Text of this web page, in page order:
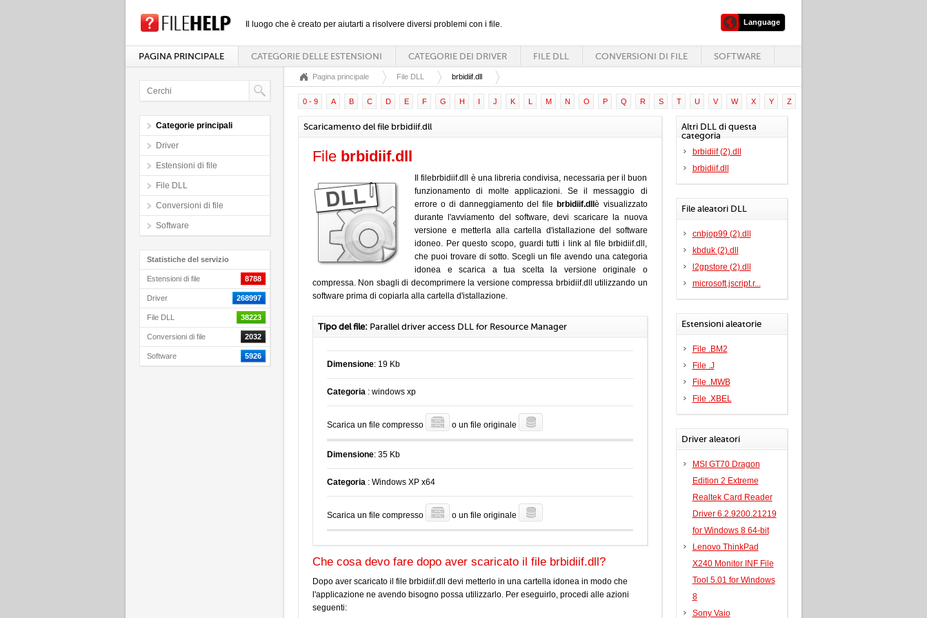
Il luogo che è creato per aiutarti a risolvere diversi problemi con i file. Language
PAGINA PRINCIPALE CATEGORIE DELLE ESTENSIONI CATEGORIE DEI DRIVER FILE DLL CONVERSIONI DI FILE SOFTWARE
Categorie principali
Driver
Estensioni di file
File DLL
Conversioni di file
Software
Statistiche del servizio
Estensioni di file 8788
Driver 268997
File DLL 38223
Conversioni di file 2032
Software 5926
Pagina principale File DLL brbidiif.dll
0 - 9 A B C D E F G H I J K L M N O P Q R S T U V W X Y Z
Scaricamento del file brbidiif.dll
File brbidiif.dll
Il filebrbidiif.dll è una libreria condivisa, necessaria per il buon
funzionamento di molte applicazioni. Se il messaggio di
errore o di danneggiamento del file brbidiif.dllè visualizzato
durante l'avviamento del software, devi scaricare la nuova
versione e metterla alla cartella d'istallazione del software
idoneo. Per questo scopo, guardi tutti i link al file brbidiif.dll,
che puoi trovare di sotto. Scegli un file avendo una categoria
idonea e scarica a tua scelta la versione originale o
compressa. Non sbagli di decomprimere la versione compressa brbidiif.dll utilizzando un
software prima di copiarla alla cartella d'istallazione.
Tipo del file: Parallel driver access DLL for Resource Manager
Dimensione: 19 Kb
Categoria : windows xp
Scarica un file compresso o un file originale
Dimensione: 35 Kb
Categoria : Windows XP x64
Scarica un file compresso o un file originale
Che cosa devo fare dopo aver scaricato il file brbidiif.dll?
Dopo aver scaricato il file brbidiif.dll devi metterlo in una cartella idonea in modo che
l'applicazione ne avendo bisogno possa utilizzarlo. Per eseguirlo, procedi alle azioni
seguenti:
Altri DLL di questa
categoria
brbidiif (2).dll
brbidiif.dll
File aleatori DLL
cnbjop99 (2).dll
kbduk (2).dll
l2gpstore (2).dll
microsoft.jscript.r...
Estensioni aleatorie
File .BM2
File .J
File .MWB
File .XBEL
Driver aleatori
MSI GT70 Dragon
Edition 2 Extreme
Realtek Card Reader
Driver 6.2.9200.21219
for Windows 8 64-bit
Lenovo ThinkPad
X240 Monitor INF File
Tool 5.01 for Windows
8
Sony Vaio